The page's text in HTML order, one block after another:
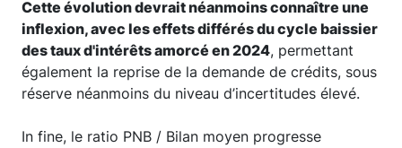
Cette évolution devrait néanmoins connaître une
inflexion, avec les effets différés du cycle baissier
des taux d'intérêts amorcé en 2024, permettant
également la reprise de la demande de crédits, sous
réserve néanmoins du niveau d’incertitudes élevé.
In fine, le ratio PNB / Bilan moyen progresse